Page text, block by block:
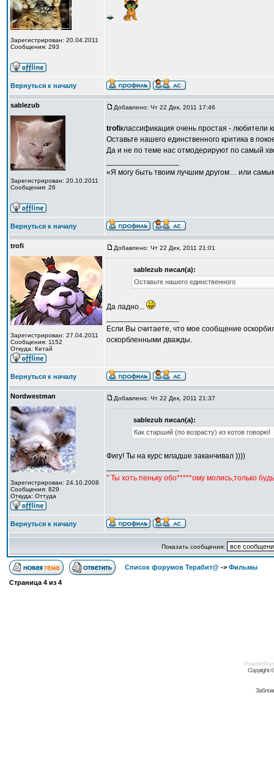
Зарегистрирован: 20.04.2011
Сообщения: 293
Вернуться к началу
sablezub
Зарегистрирован: 20.10.2011
Сообщения: 26
Добавлено: Чт 22 Дек, 2011 17:46
trofiклассификация очень простая - любители
Оставьте нашего единственного критика в
Да и не по теме нас отмодерируют по самый
«Я могу быть твоим лучшим другом… или
Вернуться к началу
trofi
Зарегистрирован: 27.04.2011
Сообщения: 1152
Откуда: Кетай
Добавлено: Чт 22 Дек, 2011 21:01
sablezub писал(а):
Оставьте нашего единственного
Да ладно...
Если Вы считаете, что мое сообщение
оскорбленными дважды.
Вернуться к началу
Nordwestman
Зарегистрирован: 24.10.2008
Сообщения: 829
Откуда: Оттуда
Добавлено: Чт 22 Дек, 2011 21:37
sablezub писал(а):
Как старший (по возрасту) из котов говорю!
Фигу! Ты на курс младше заканчивал ))))
" Ты хоть пеньку обо*****ому молись,только
Вернуться к началу
Показать сообщения:
Список форумов Терабит@ -> Фильмы
Страница 4 из 4
Powered by
Copyright